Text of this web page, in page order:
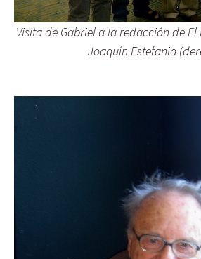
Visita de Gabriel a la redacción de
Joaquín Estefania